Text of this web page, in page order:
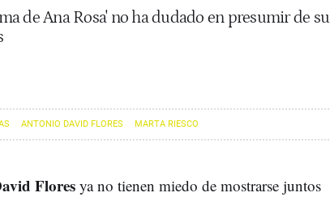
de Ana Rosa' no ha dudado en presumir de su
ANTONIO DAVID FLORES MARTA RIESCO
Floresya no tienen miedo de mostrarse juntos